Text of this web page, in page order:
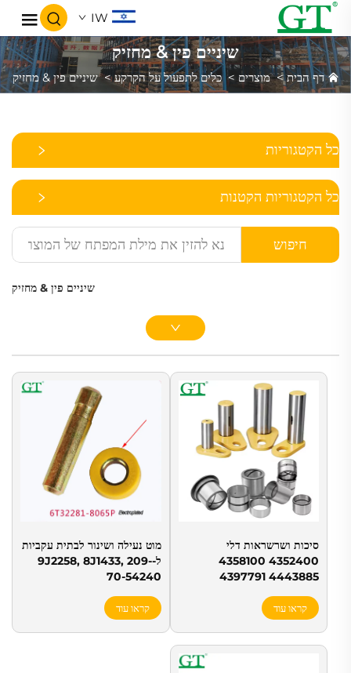
IW
שיניים פין & מחזיק
דף הבית>מוצרים >כלים לתפעול על הקרקע>שיניים פין & מחזיק
כל הקטגוריות
כל הקטגוריות הקטנות
חיפוש
שיניים פין & מחזיק
סיכות ושרשראות דלי
4352400 4358100
4443885 4397791
קראו עוד
מוט נעילה ושינור לבתית עקביות
ל-9J2258, 8J1433, 209-
70-54240
קראו עוד